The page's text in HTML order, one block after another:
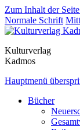
Zum Inhalt der
Normale Schrift
Kulturverlag
Kadmos
Hauptmenü
Bücher